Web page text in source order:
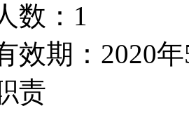
数：1
效期：2020
责